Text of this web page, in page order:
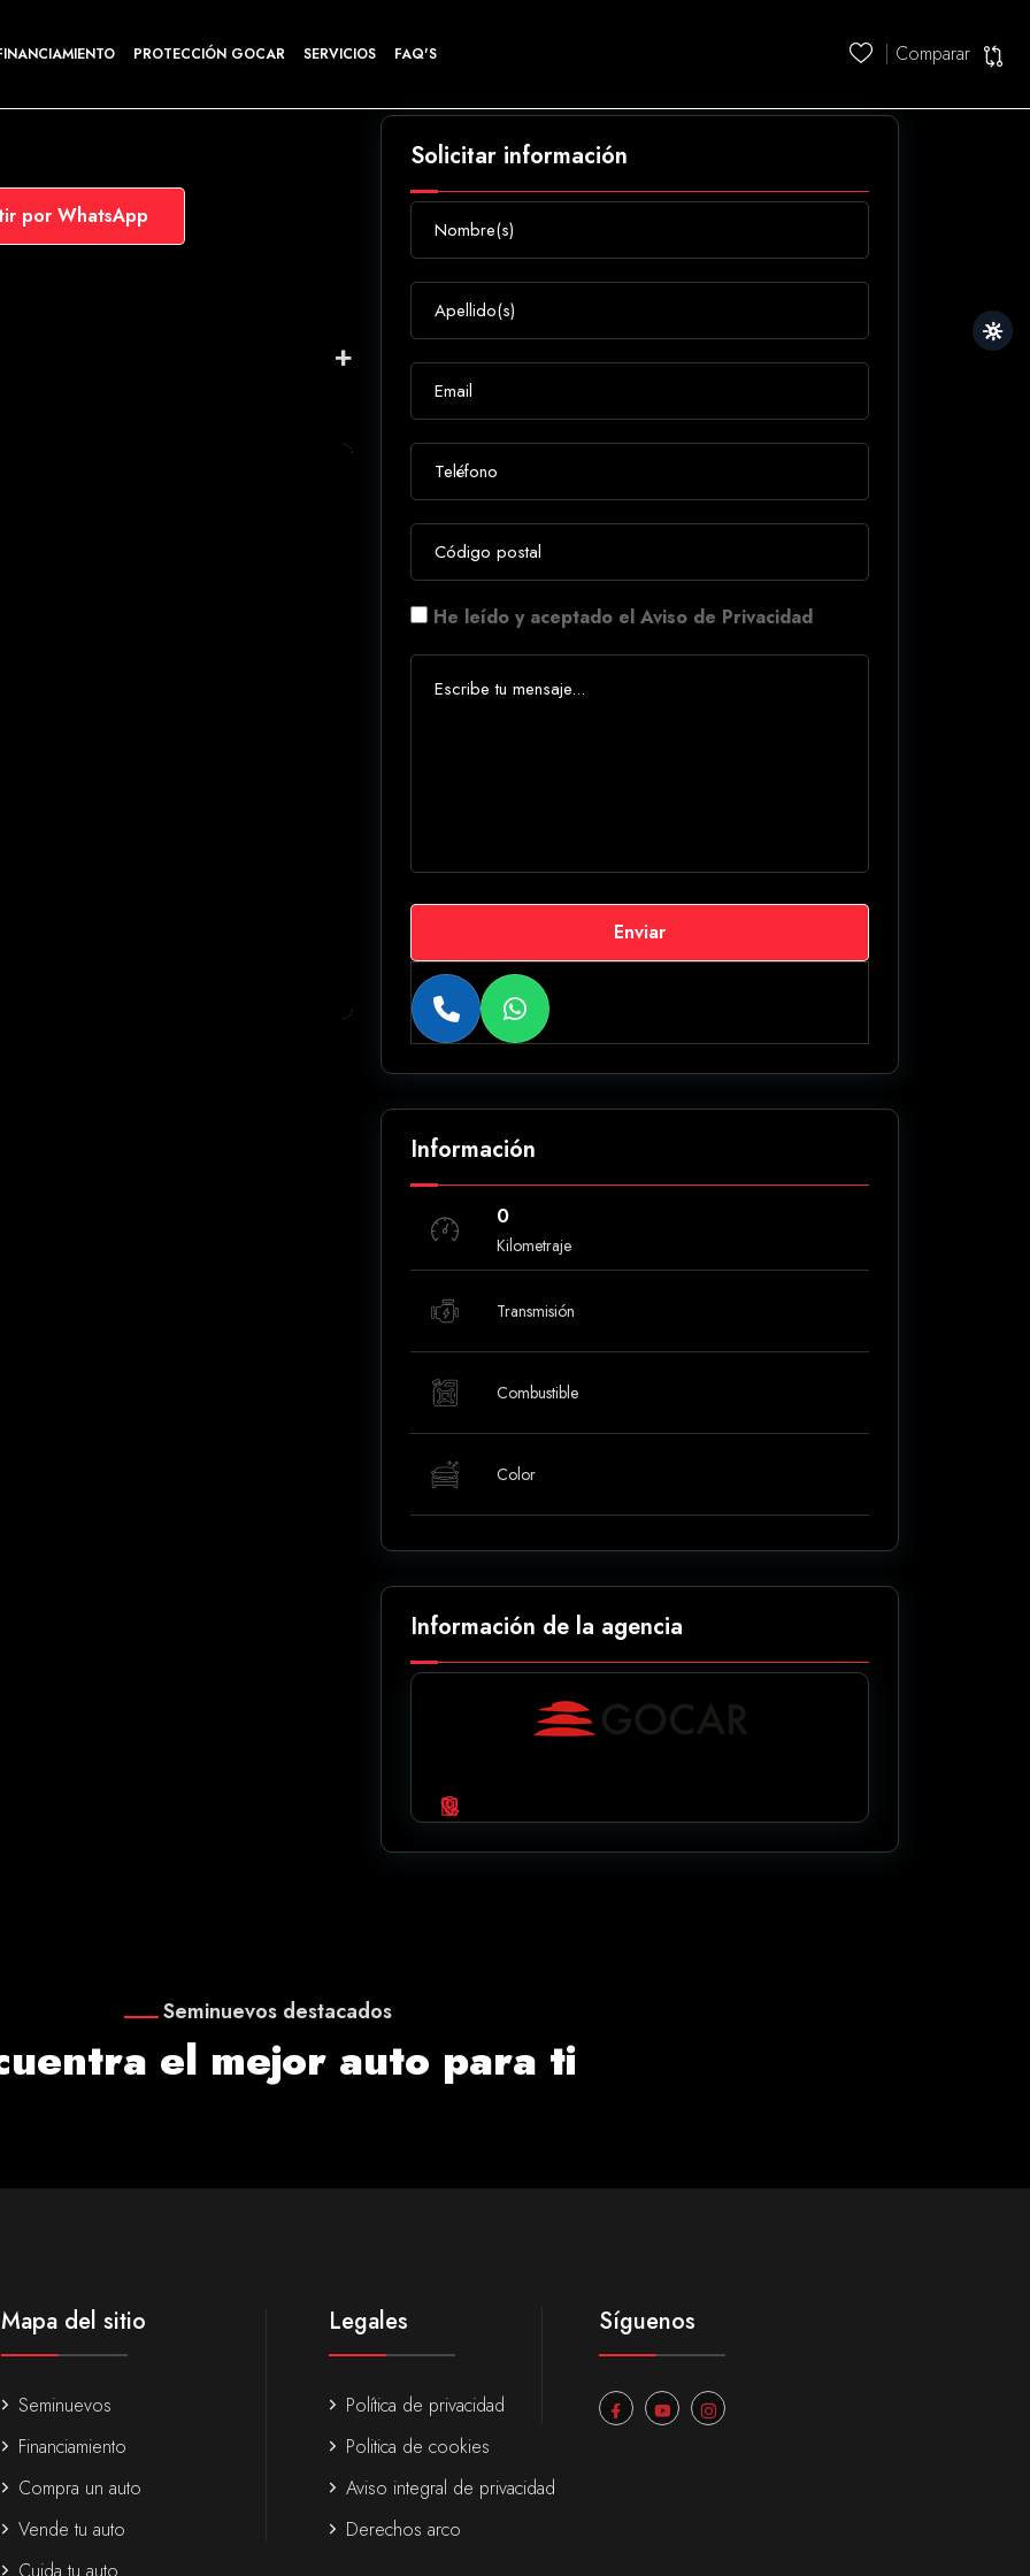
PROTECCIÓN GOCAR SERVICIOS FAQ'S Comparar
por WhatsApp
Solicitar información
He leído y aceptado el Aviso de Privacidad
Enviar
Información
0
Kilometraje
Transmisión
Combustible
Color
Información de la agencia
Seminuevos destacados
el mejor auto para ti
Mapa del sitio
Seminuevos
Financiamiento
Compra un auto
Vende tu auto
Legales
Política de privacidad
Politica de cookies
Aviso integral de privacidad
Derechos arco
Síguenos